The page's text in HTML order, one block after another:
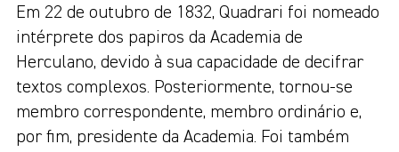
Em 22 de outubro de 1832, Quadrari foi nomeado
intérprete dos papiros da Academia de
Herculano, devido à sua capacidade de decifrar
textos complexos. Posteriormente, tornou-se
membro correspondente, membro ordinário e,
por fim, presidente da Academia. Foi também